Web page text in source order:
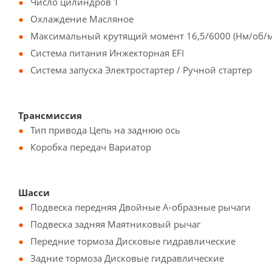
Охлаждение Масляное
Максимальный крутящий момент 16,5/6000 (Нм/об/
Система питания Инжекторная EFI
Система запуска Электростартер / Ручной стартер
Трансмиссия
Тип привода Цепь на заднюю ось
Коробка передач Вариатор
Шасси
Подвеска передняя Двойные А-образные рычаги
Подвеска задняя Маятниковый рычаг
Передние тормоза Дисковые гидравлические
Задние тормоза Дисковые гидравлические